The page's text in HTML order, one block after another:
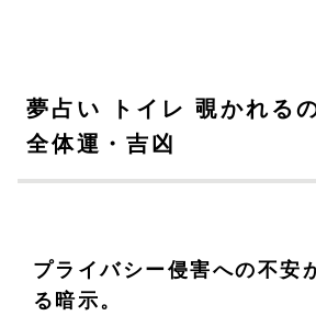
夢占い トイレ 覗かれる
全体運・吉凶
プライバシー侵害への不安
る暗示。